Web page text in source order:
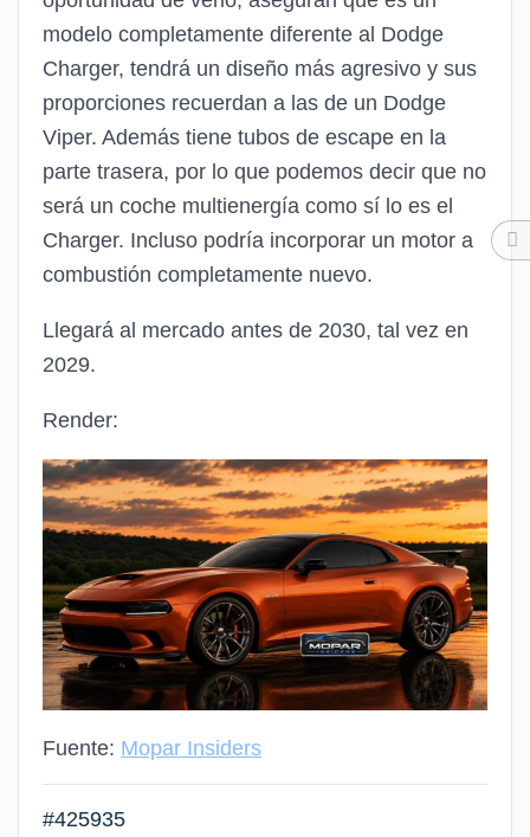
modelo completamente diferente al Dodge
Charger, tendrá un diseño más agresivo y sus
proporciones recuerdan a las de un Dodge
Viper. Además tiene tubos de escape en la
parte trasera, por lo que podemos decir que no
será un coche multienergía como sí lo es el
Charger. Incluso podría incorporar un motor a
combustión completamente nuevo.
Llegará al mercado antes de 2030, tal vez en
2029.
Render:
Fuente: Mopar Insiders
#425935